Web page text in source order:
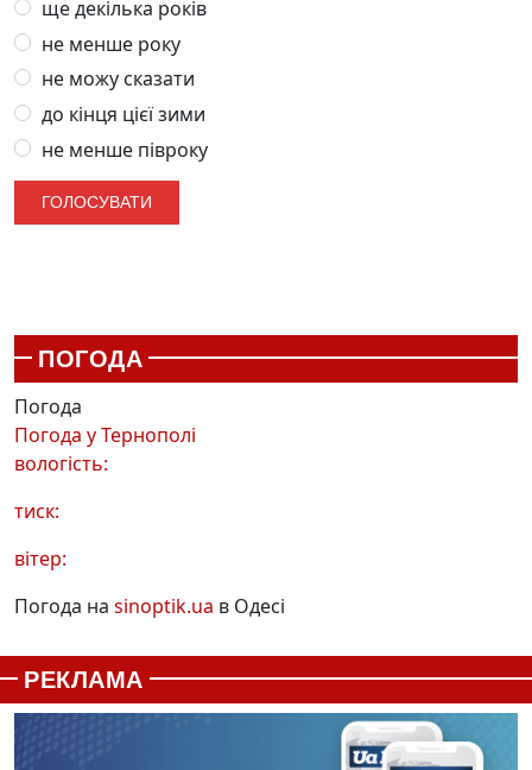
ще декілька років
не менше року
не можу сказати
до кінця цієї зими
не менше півроку
ПОГОДА
Погода
Погода уТернополі
вологість:
тиск:
вітер:
Погода на sinoptik.ua в Одесі
РЕКЛАМА